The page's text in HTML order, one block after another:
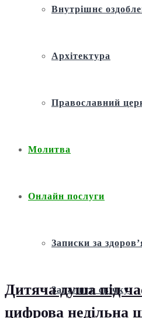
Внутрішнє
Архітектура
Православний
Молитва
Онлайн послуги
Записки за
Запалити свічку
Дитяча душа під
цифрова недільна